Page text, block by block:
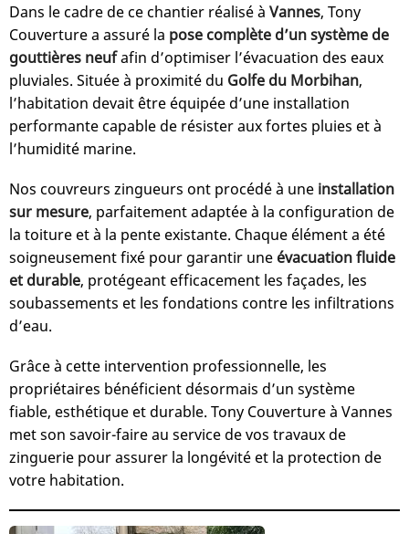
Dans le cadre de ce chantier réalisé à Vannes, Tony
Couverture a assuré la pose complète d’un système de
gouttières neufafin d’optimiser l’évacuation des eaux
pluviales. Située à proximité du Golfe du Morbihan,
l’habitation devait être équipée d’une installation
performante capable de résister aux fortes pluies et à
l’humidité marine.
Nos couvreurs zingueurs ont procédé à une installation
sur mesure, parfaitement adaptée à la configuration de
la toiture et à la pente existante. Chaque élément a été
soigneusement fixé pour garantir une évacuation fluide
et durable, protégeant efficacement les façades, les
soubassements et les fondations contre les infiltrations
d’eau.
Grâce à cette intervention professionnelle, les
propriétaires bénéficient désormais d’un système
fiable, esthétique et durable. Tony Couverture à Vannes
met son savoir-faire au service de vos travaux de
zinguerie pour assurer la longévité et la protection de
votre habitation.